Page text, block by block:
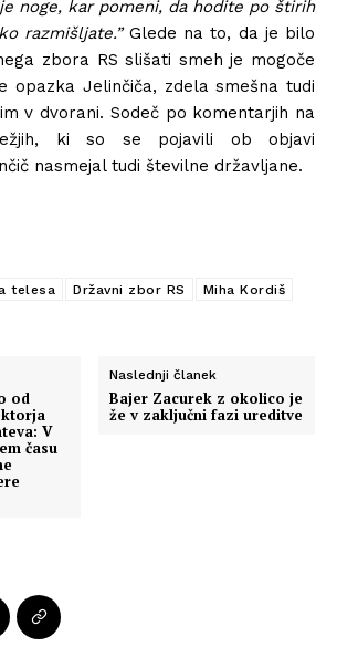
noge, kar pomeni, da hodite po štirih
razmišljate.”Glede na to, da je bilo
zbora RS slišati smeh je mogoče
opazka Jelinčiča, zdela smešna tudi
v dvorani. Sodeč po komentarjih na
ki so se pojavili ob objavi
nasmejal tudi številne državljane.
telesa Državni zbor RS
Miha Kordiš
od
V
času
Naslednji članek
Bajer Zacurek z okolico je
že v zaključni fazi ureditve